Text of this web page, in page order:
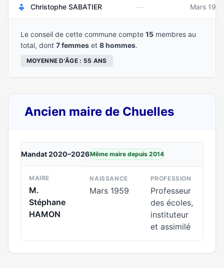
Christophe SABATIER — Mars 1975
Le conseil de cette commune compte 15 membres au
total, dont 7 femmes et 8 hommes.
MOYENNE D'ÂGE : 55 ANS
Ancien maire de Chuelles
Mandat 2020–2026Même maire depuis 2014
MAIRE
M.
Stéphane
HAMON
NAISSANCE
Mars 1959
PROFESSION
Professeur
des écoles,
instituteur
et assimilé